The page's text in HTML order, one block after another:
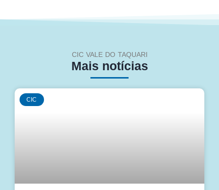
CIC VALE DO TAQUARI
Mais notícias
CIC